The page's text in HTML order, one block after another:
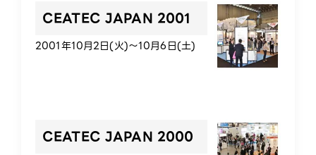
CEATEC JAPAN 2001
2001年10月2日(火)～10月6日(土)
CEATEC JAPAN 2000